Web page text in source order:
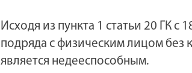
Исходя из пункта 1 статьи 20 ГК
подряда с физическим лицом без
является недееспособным.